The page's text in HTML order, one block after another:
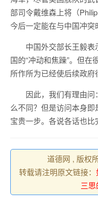
部司令戴维森上将（
今后一定能在与中国冲突
中国外交部长王毅表
国的“冲动和焦躁”。但
所作所为已经使后续政府
因此，我们有理由
么不同？但是访问本身
宝贵一步。各说各话也比
道德网 , 版权
转载请注明原文链接：
三